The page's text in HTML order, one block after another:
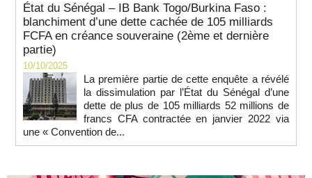
État du Sénégal – IB Bank Togo/Burkina Faso :
blanchiment d’une dette cachée de 105 milliards
FCFA en créance souveraine (2ème et dernière
partie)
10/10/2025
La première partie de cette enquête a révélé
la dissimulation par l’État du Sénégal d’une
dette de plus de 105 milliards 52 millions de
francs CFA contractée en janvier 2022 via
une « Convention de...